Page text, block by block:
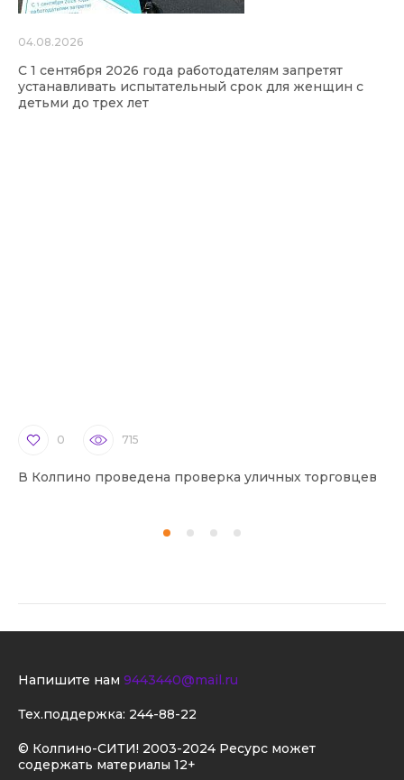
04.08.2026
С 1 сентября 2026 года работодателям запретят
устанавливать испытательный срок для женщин с
детьми до трех лет
0 715
В Колпино проведена проверка уличных торговцев
© Колпино-СИТИ! 2003-2024 Ресурс может
содержать материалы 12+
Напишите нам 9443440@mail.ru
Тех.поддержка: 244-88-22